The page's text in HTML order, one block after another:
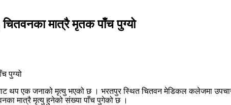
मात्रै मृतक पाँच पुग्यो
थप एक जनाको मृत्यु भएको छ । भरतपुर स्थित चितवन मेडिकल कलेजमा
मात्रै मृत्यु हुनेको संख्या पाँच पुगेको छ ।